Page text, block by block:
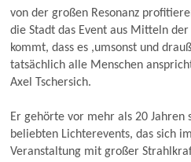
von der großen Resonanz
die Stadt das Event aus Mitteln
kommt, dass es ,umsonst und
tatsächlich alle Menschen
Axel Tschersich.
Er gehörte vor mehr als 20 Jahren
beliebten Lichterevents, das sich
Veranstaltung mit großer